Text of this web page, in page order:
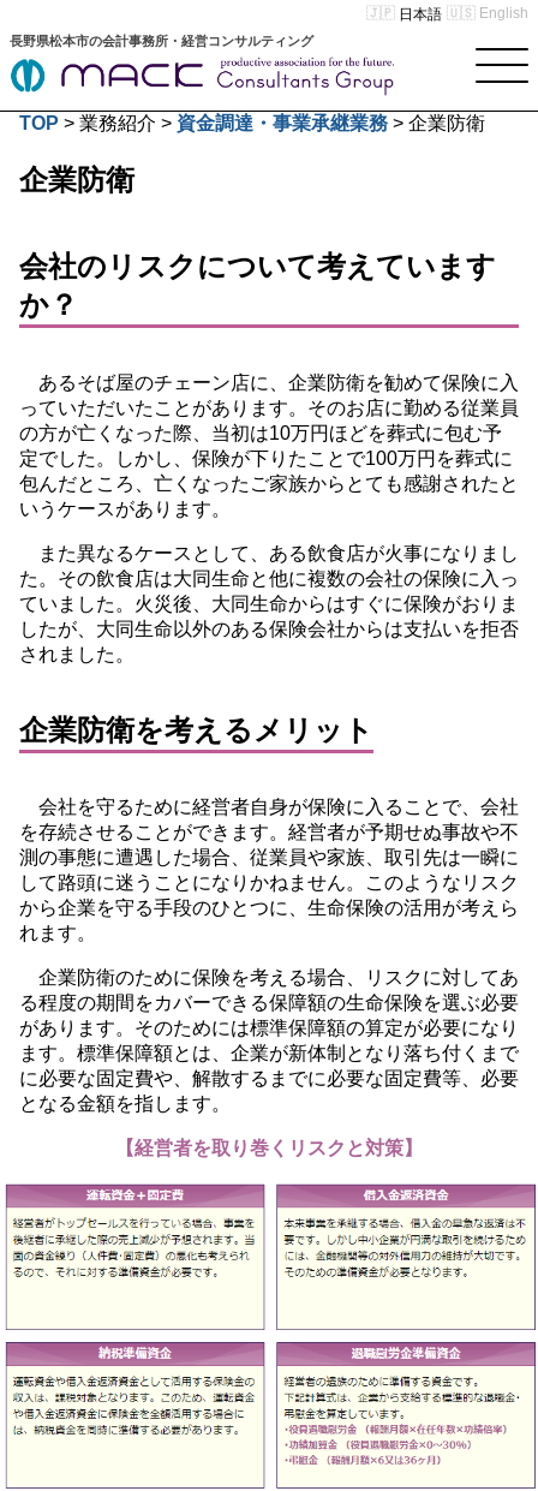
English
日本語
長野県松本市の会計事務所・経営コンサルティング
TOP > 業務紹介 > 資金調達・事業承継業務 > 企業防衛
企業防衛
会社のリスクについて考えています
か？
あるそば屋のチェーン店に、企業防衛を勧めて保険に入
っていただいたことがあります。そのお店に勤める従業員
の方が亡くなった際、当初は10万円ほどを葬式に包む予
定でした。しかし、保険が下りたことで100万円を葬式に
包んだところ、亡くなったご家族からとても感謝されたと
いうケースがあります。
また異なるケースとして、ある飲食店が火事になりまし
た。その飲食店は大同生命と他に複数の会社の保険に入っ
ていました。火災後、大同生命からはすぐに保険がおりま
したが、大同生命以外のある保険会社からは支払いを拒否
されました。
企業防衛を考えるメリット
会社を守るために経営者自身が保険に入ることで、会社
を存続させることができます。経営者が予期せぬ事故や不
測の事態に遭遇した場合、従業員や家族、取引先は一瞬に
して路頭に迷うことになりかねません。このようなリスク
から企業を守る手段のひとつに、生命保険の活用が考えら
れます。
企業防衛のために保険を考える場合、リスクに対してあ
る程度の期間をカバーできる保障額の生命保険を選ぶ必要
があります。そのためには標準保障額の算定が必要になり
ます。標準保障額とは、企業が新体制となり落ち付くまで
に必要な固定費や、解散するまでに必要な固定費等、必要
となる金額を指します。
【経営者を取り巻くリスクと対策】